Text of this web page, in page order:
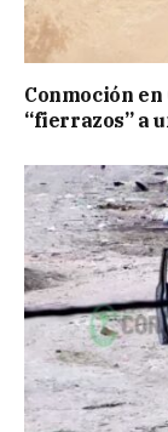
Conmoción
“fierrazos” a